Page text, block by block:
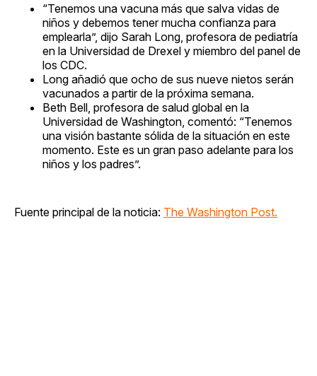
“Tenemos una vacuna más que salva vidas de
niños y debemos tener mucha confianza para
emplearla”, dijo Sarah Long, profesora de pediatría
en la Universidad de Drexel y miembro del panel de
los CDC.
Long añadió que ocho de sus nueve nietos serán
vacunados a partir de la próxima semana.
Beth Bell, profesora de salud global en la
Universidad de Washington, comentó: “Tenemos
una visión bastante sólida de la situación en este
momento. Este es un gran paso adelante para los
niños y los padres”.
Fuente principal de la noticia: The Washington Post.